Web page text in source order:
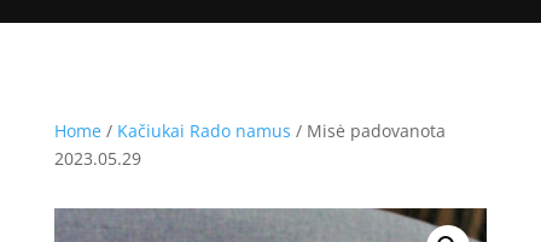
Home/ Kačiukai Rado namus / Misė padovanota
2023.05.29